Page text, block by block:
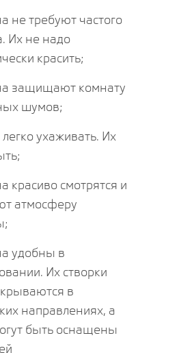
не требуют частого
Их не надо
красить;
защищают комнату
шумов;
ухаживать. Их
красиво смотрятся и
атмосферу
удобны в
Их створки
в
направлениях, а
быть оснащены